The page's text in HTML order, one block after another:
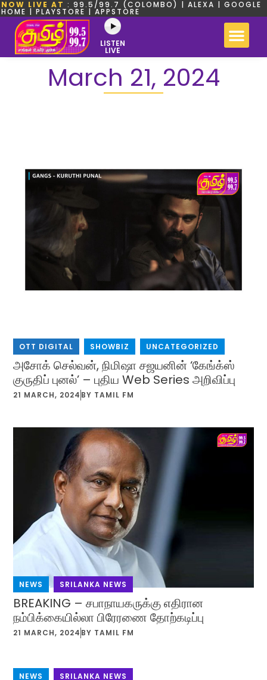
NOW LIVE AT : 99.5/99.7 (COLOMBO) | ALEXA | GOOGLE
HOME | PLAYSTORE | APPSTORE
LISTEN
LIVE
March 21, 2024
OTT DIGITAL SHOWBIZ UNCATEGORIZED
அசோக் செல்வன், நிமிஷா சஜயனின் ‘கேங்க்ஸ்
குருதிப் புனல்’ – புதிய Web Series அறிவிப்பு
21 MARCH, 2024 BY TAMIL FM
NEWS , SRILANKA NEWS
BREAKING – சபாநாயகருக்கு எதிரான
நம்பிக்கையில்லா பிரேரணை தோற்கடிப்பு
21 MARCH, 2024 BY TAMIL FM
NEWS SRILANKA NEWS